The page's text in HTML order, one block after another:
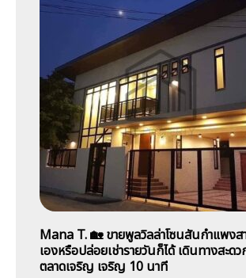
Mana T. 🏡 ขายพูลวิลล่าโซนสันกำแพงส
เองหรือปล่อยเช่ารายวันก็ได้ เดินทางสะด
ตลาดเจริญ เจริญ 10 นาที